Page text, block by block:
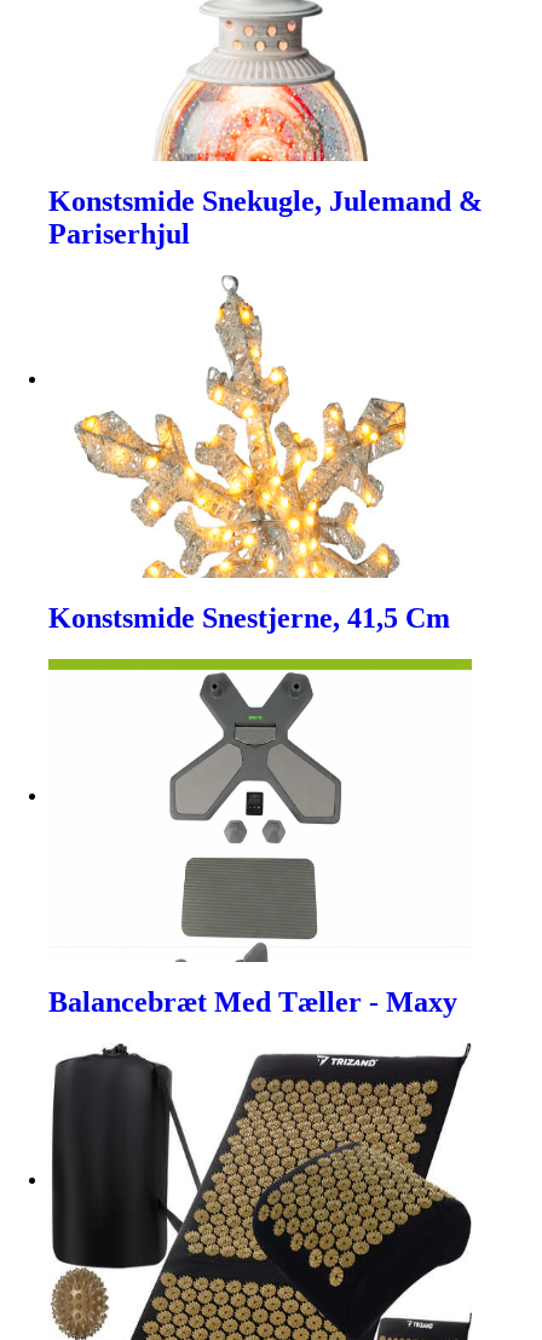
Konstsmide Snekugle, Julemand &
Pariserhjul
Konstsmide Snestjerne, 41,5 Cm
Balancebræt Med Tæller - Maxy